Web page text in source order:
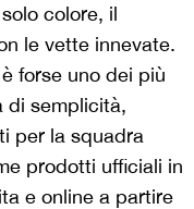
colore, il
le vette innevate.
forse uno dei più
di semplicità,
per la squadra
prodotti ufficiali in
e online a partire